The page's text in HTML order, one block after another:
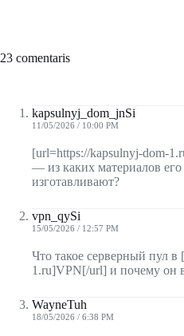
23 comentaris
kapsulnyj_dom_jnSi
11/05/2026 / 10:00 PM
[url=https://kapsulnyj-dom-
— из каких материалов его
изготавливают?
vpn_qySi
15/05/2026 / 12:57 PM
Что такое серверный пул в
1.ru]VPN[/url] и почему он
WayneTuh
18/05/2026 / 6:38 PM